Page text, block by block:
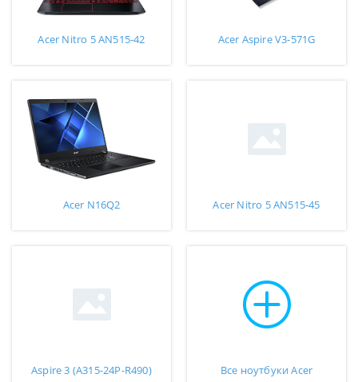
Acer Nitro 5 AN515-42 Acer Aspire V3-571G
Acer N16Q2 Acer Nitro 5 AN515-45
Aspire 3 (A315-24P-R490) Все ноутбуки Acer